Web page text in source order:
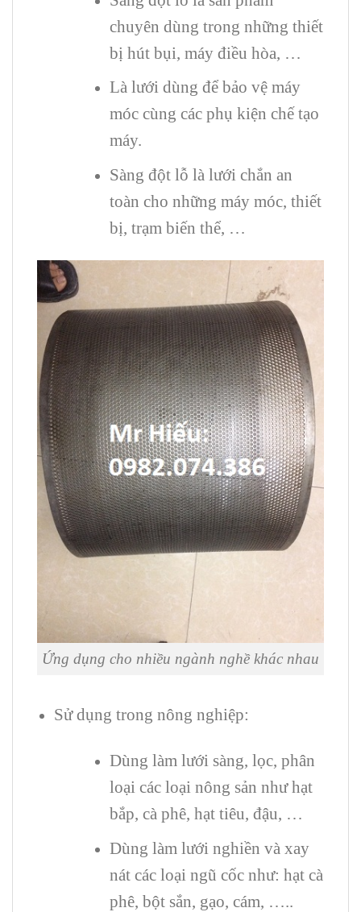
chuyên dùng trong những thiết
bị hút bụi, máy điều hòa, …
Là lưới dùng để bảo vệ máy
móc cùng các phụ kiện chế tạo
máy.
Sàng đột lỗ là lưới chắn an
toàn cho những máy móc, thiết
bị, trạm biến thể, …
Ứng dụng cho nhiều ngành nghề khác nhau
Sử dụng trong nông nghiệp:
Dùng làm lưới sàng, lọc, phân
loại các loại nông sản như hạt
bắp, cà phê, hạt tiêu, đậu, …
Dùng làm lưới nghiền và xay
nát các loại ngũ cốc như: hạt cà
phê, bột sắn, gạo, cám, …..